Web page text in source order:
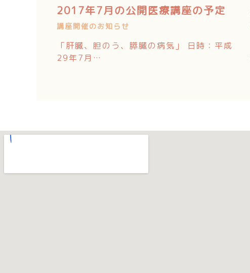
2017年7月の公開医療講座の予定
講座開催のお知らせ
「肝臓、胆のう、膵臓の病気」 日時：平成
29年7月…